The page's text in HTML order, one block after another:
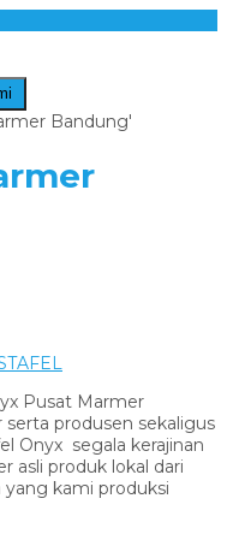
Bandung'
Pusat Marmer
produsen sekaligus
Onyx segala kerajinan
asli produk lokal dari
yang kami produksi